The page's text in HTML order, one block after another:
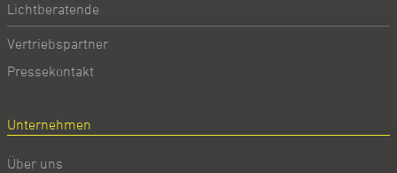
Lichtberatende
Vertriebspartner
Pressekontakt
Unternehmen
Über uns